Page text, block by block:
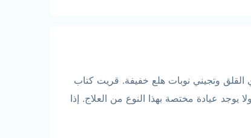
وتجيني نوبات هلع خفيفة. قريت كتاب
عيادة مختصة بهذا النوع من العلاج. إذا